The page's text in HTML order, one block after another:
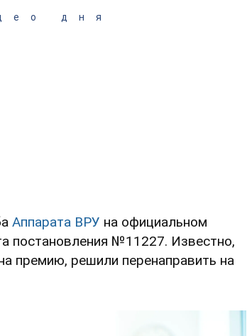
дня
Аппарата ВРУ на официальном
постановления №11227. Известно,
премию, решили перенаправить на